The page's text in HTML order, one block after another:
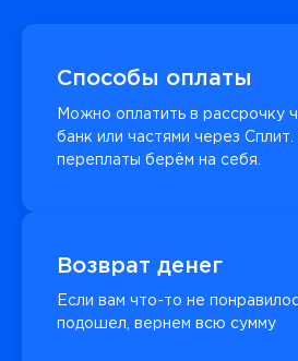
Способы оплаты
Можно оплатить в рассрочку
банк или частями через
переплаты берём на себя.
Возврат денег
Если вам что-то не
подошел, вернем всю сумму